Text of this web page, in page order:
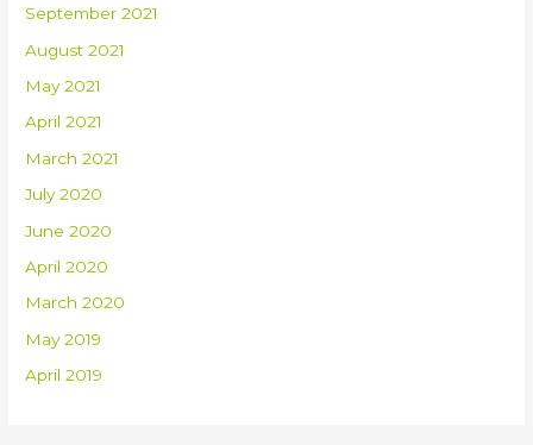
September 2021
August 2021
May 2021
April 2021
March 2021
July 2020
June 2020
April 2020
March 2020
May 2019
April 2019